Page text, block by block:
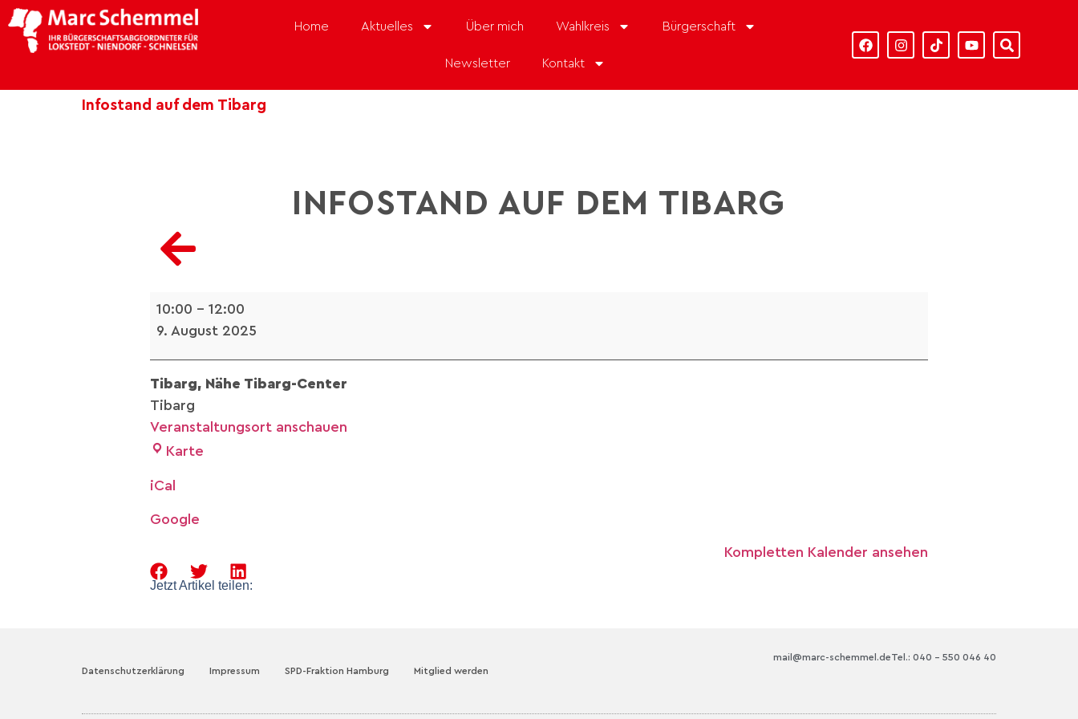
Home Aktuelles Über mich Wahlkreis Bürgerschaft
Newsletter Kontakt
Infostand auf dem Tibarg
INFOSTAND AUF DEM TIBARG
10:00 – 12:00
9. August 2025
Tibarg, Nähe Tibarg-Center
Tibarg
Veranstaltungsort anschauen
Karte
iCal
Google
Kompletten Kalender ansehen
Jetzt Artikel teilen:
Datenschutzerklärung Impressum SPD-Fraktion Hamburg Mitglied werden
Tel.: 040 – 550 046 40
mail@marc-schemmel.de